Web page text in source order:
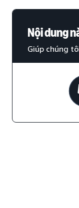
Nội dung
Giúp chúng